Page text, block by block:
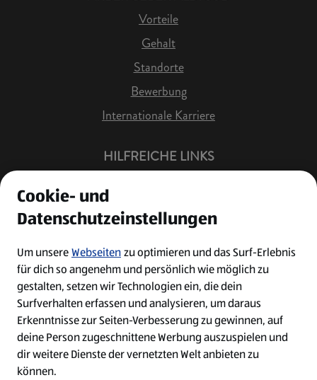
Vorteile
Gehalt
Standorte
Bewerbung
Internationale Karriere
HILFREICHE LINKS
Job Benachrichtigung
Bewerberkonto
Leichte Sprache
Kontakt
Cookie- und
Datenschutzeinstellungen
Um unsereWebseitenzu optimieren und das Surf-Erlebnis
für dich so angenehm und persönlich wie möglich zu
gestalten, setzen wir Technologien ein, die dein
Surfverhalten erfassen und analysieren, um daraus
Erkenntnisse zur Seiten-Verbesserung zu gewinnen, auf
deine Person zugeschnittene Werbung auszuspielen und
dir weitere Dienste der vernetzten Welt anbieten zu
können.